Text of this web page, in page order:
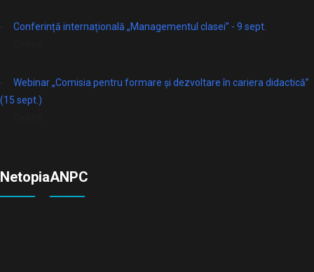
Conferință internațională „Managementul clasei” - 9 sept.
Webinar „Comisia pentru formare și dezvoltare în cariera didactică”
(15 sept.)
NetopiaANPC